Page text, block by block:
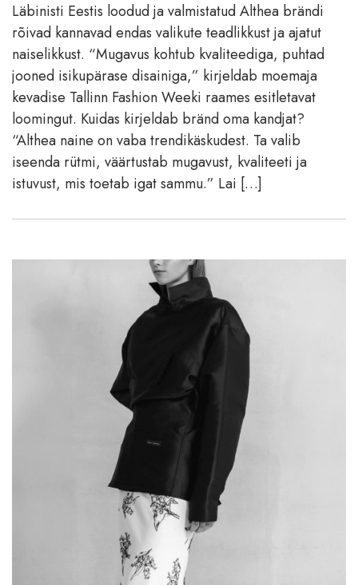
Läbinisti Eestis loodud ja valmistatud Althea brändi
rõivad kannavad endas valikute teadlikkust ja ajatut
naiselikkust. “Mugavus kohtub kvaliteediga, puhtad
jooned isikupärase disainiga,” kirjeldab moemaja
kevadise Tallinn Fashion Weeki raames esitletavat
loomingut. Kuidas kirjeldab bränd oma kandjat?
“Althea naine on vaba trendikäskudest. Ta valib
iseenda rütmi, väärtustab mugavust, kvaliteeti ja
istuvust, mis toetab igat sammu.” Lai […]